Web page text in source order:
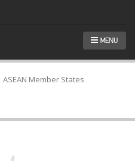
MENU
ASEAN Member States